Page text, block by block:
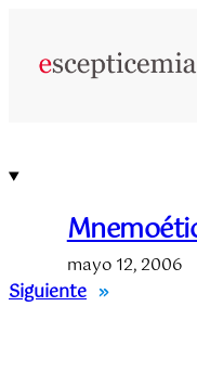
contenido
mayo 12, 2006
Siguiente »